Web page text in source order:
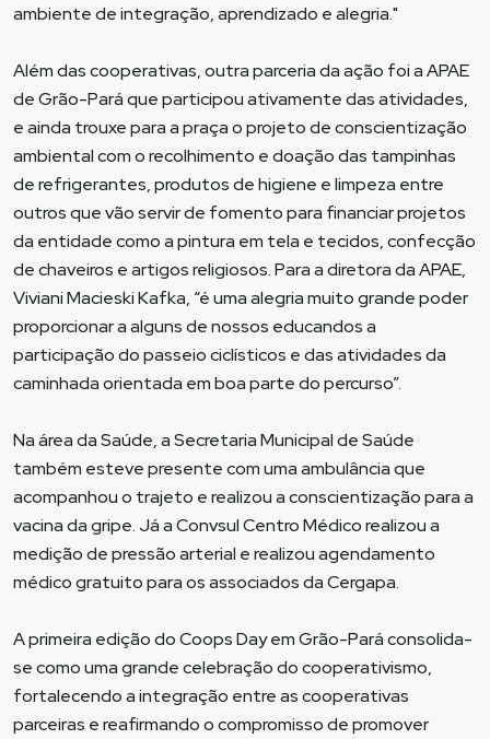
ambiente de integração, aprendizado e alegria."
Além das cooperativas, outra parceria da ação foi a APAE
de Grão-Pará que participou ativamente das atividades,
e ainda trouxe para a praça o projeto de conscientização
ambiental com o recolhimento e doação das tampinhas
de refrigerantes, produtos de higiene e limpeza entre
outros que vão servir de fomento para financiar projetos
da entidade como a pintura em tela e tecidos, confecção
de chaveiros e artigos religiosos. Para a diretora da APAE,
Viviani Macieski Kafka, “é uma alegria muito grande poder
proporcionar a alguns de nossos educandos a
participação do passeio ciclísticos e das atividades da
caminhada orientada em boa parte do percurso”.
Na área da Saúde, a Secretaria Municipal de Saúde
também esteve presente com uma ambulância que
acompanhou o trajeto e realizou a conscientização para a
vacina da gripe. Já a Convsul Centro Médico realizou a
medição de pressão arterial e realizou agendamento
médico gratuito para os associados da Cergapa.
A primeira edição do Coops Day em Grão-Pará consolida-
se como uma grande celebração do cooperativismo,
fortalecendo a integração entre as cooperativas
parceiras e reafirmando o compromisso de promover